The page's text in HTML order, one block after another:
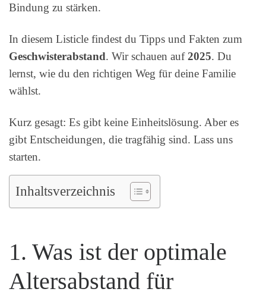
Bindung zu stärken.
In diesem Listicle findest du Tipps und Fakten zum
Geschwisterabstand. Wir schauen auf2025. Du
lernst, wie du den richtigen Weg für deine Familie
wählst.
Kurz gesagt: Es gibt keine Einheitslösung. Aber es
gibt Entscheidungen, die tragfähig sind. Lass uns
starten.
Inhaltsverzeichnis
1. Was ist der optimale
Altersabstand für